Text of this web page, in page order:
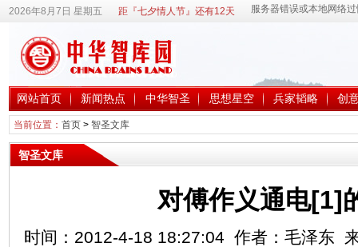
2026年8月7日 星期五 距『七夕情人节』还有12天
网站首页 新闻热点 中华智圣 思想星空 兵家韬略 创
当前位置： 首页> 智圣文库
智圣文库
对傅作义通电[1]
时间：2012-4-18 18:27:04 作者：毛泽东